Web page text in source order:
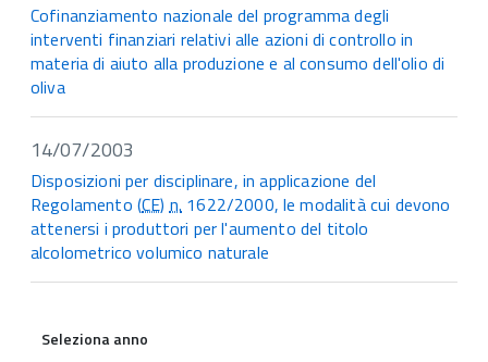
Cofinanziamento nazionale del programma degli
interventi finanziari relativi alle azioni di controllo in
materia di aiuto alla produzione e al consumo dell'olio di
oliva
14/07/2003
Disposizioni per disciplinare, in applicazione del
Regolamento (CE)n. 1622/2000, le modalità cui devono
attenersi i produttori per l'aumento del titolo
alcolometrico volumico naturale
Seleziona anno